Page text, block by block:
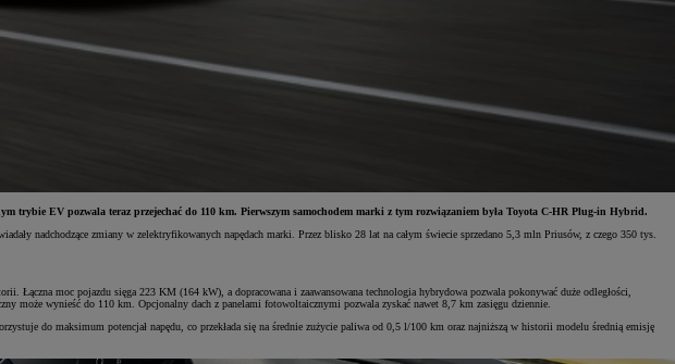
trybie EV pozwala teraz przejechać do 110 km. Pierwszym samochodem marki z tym rozwiązaniem była Toyota C-HR Plug-in Hybrid.
nadchodzące zmiany w zelektryfikowanych napędach marki. Przez blisko 28 lat na całym świecie sprzedano 5,3 mln Priusów, z czego 350 tys.
Łączna moc pojazdu sięga 223 KM (164 kW), a dopracowana i zaawansowana technologia hybrydowa pozwala pokonywać duże odległości,
może wynieść do 110 km. Opcjonalny dach z panelami fotowoltaicznymi pozwala zyskać nawet 8,7 km zasięgu dziennie.
do maksimum potencjał napędu, co przekłada się na średnie zużycie paliwa od 0,5 l/100 km oraz najniższą w historii modelu średnią emisję